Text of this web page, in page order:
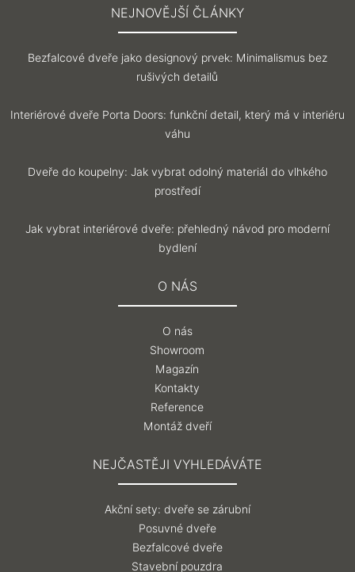
NEJNOVĚJŠÍ ČLÁNKY
Bezfalcové dveře jako designový prvek: Minimalismus bez
rušivých detailů
Interiérové dveře Porta Doors: funkční detail, který má v interiéru
váhu
Dveře do koupelny: Jak vybrat odolný materiál do vlhkého
prostředí
Jak vybrat interiérové dveře: přehledný návod pro moderní
bydlení
O NÁS
O nás
Showroom
Magazín
Kontakty
Reference
Montáž dveří
NEJČASTĚJI VYHLEDÁVÁTE
Akční sety: dveře se zárubní
Posuvné dveře
Bezfalcové dveře
Stavební pouzdra